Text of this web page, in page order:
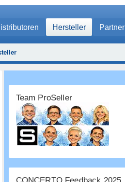
Hersteller Partner
Team ProSeller